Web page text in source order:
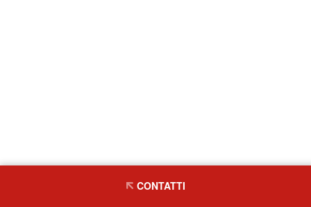
CONTATTI